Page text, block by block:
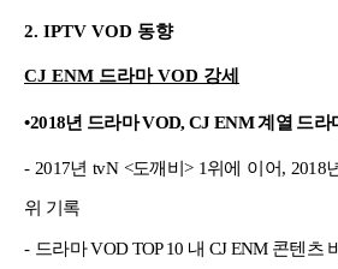
2. IPTV VOD 동향
CJ ENM 드라마 VOD 강세
•2018년 드라마 VOD, CJ ENM 계열 드라
- 2017년 tvN <도깨비> 1위에 이어, 2018
위 기록
- 드라마 VOD TOP 10 내 CJ ENM 콘텐츠